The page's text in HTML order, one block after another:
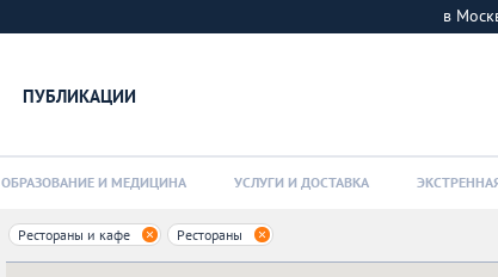
в
ПУБЛИКАЦИИ
ОБРАЗОВАНИЕ И МЕДИЦИНА УСЛУГИ И ДОСТАВКА
Рестораны и кафе Рестораны